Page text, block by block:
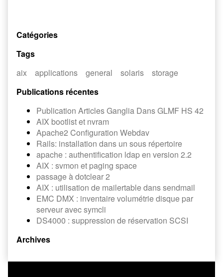
Catégories
Tags
aix
applications general solaris
storage
Publications récentes
Publication Articles Ganglia Dans GLMF HS 42
AIX bootlist et nvram
Apache2 Configuration Webdav
Rails: installation dans un sous répertoire
apache : authentification ldap en version 2.2
AIX : svmon et paging space
passage à dotclear 2
AIX : utilisation de mailertable dans sendmail
EMC DMX : inventaire volumétrie disque par
serveur avec symcli
DS4000 : suppression de réservation SCSI
Archives